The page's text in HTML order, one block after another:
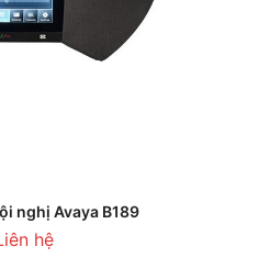
nghị Avaya B189
hệ